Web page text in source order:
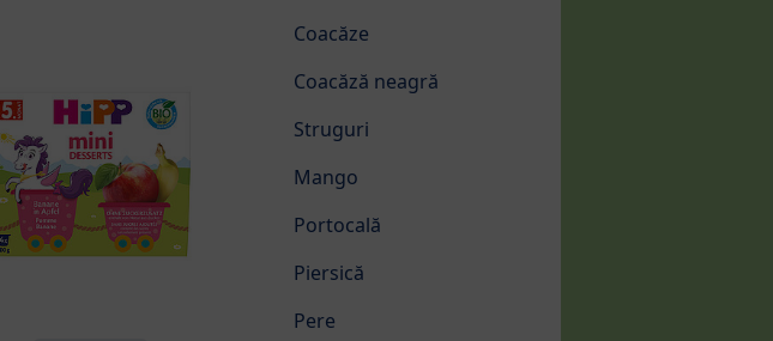
Coacăze
Coacăză neagră
Struguri
Mango
Portocală
Piersică
Pere